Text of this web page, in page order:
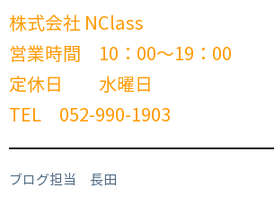
株式会社 NClass
営業時間 10：00～19：00
定休日 水曜日
TEL 052-990-1903
ブログ担当 長田